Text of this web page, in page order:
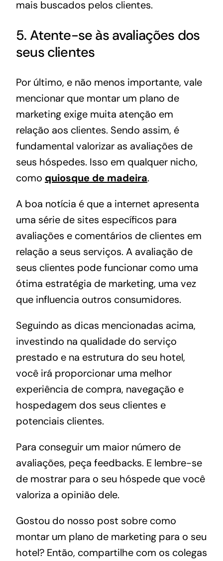
mais buscados pelos clientes.
5. Atente-se às avaliações dos
seus clientes
Por último, e não menos importante, vale
mencionar que montar um plano de
marketing exige muita atenção em
relação aos clientes. Sendo assim, é
fundamental valorizar as avaliações de
seus hóspedes. Isso em qualquer nicho,
como quiosque de madeira.
A boa notícia é que a internet apresenta
uma série de sites específicos para
avaliações e comentários de clientes em
relação a seus serviços. A avaliação de
seus clientes pode funcionar como uma
ótima estratégia de marketing, uma vez
que influencia outros consumidores.
Seguindo as dicas mencionadas acima,
investindo na qualidade do serviço
prestado e na estrutura do seu hotel,
você irá proporcionar uma melhor
experiência de compra, navegação e
hospedagem dos seus clientes e
potenciais clientes.
Para conseguir um maior número de
avaliações, peça feedbacks. E lembre-se
de mostrar para o seu hóspede que você
valoriza a opinião dele.
Gostou do nosso post sobre como
montar um plano de marketing para o seu
hotel? Então, compartilhe com os colegas